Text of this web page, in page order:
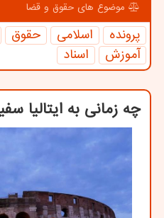
موضوع های حقوق و قضا
پرونده اسلامی حقوق
آموزش
اسناد
چه زمانی به ایتالیا